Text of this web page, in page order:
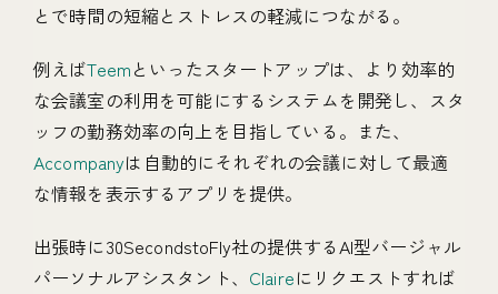
とで時間の短縮とストレスの軽減につながる。
例えばTeemといったスタートアップは、より効率的
な会議室の利用を可能にするシステムを開発し、スタ
ッフの勤務効率の向上を目指している。また、
Accompanyは自動的にそれぞれの会議に対して最適
な情報を表示するアプリを提供。
出張時に30SecondstoFly社の提供するAI型バージャル
パーソナルアシスタント、 Claireにリクエストすれば